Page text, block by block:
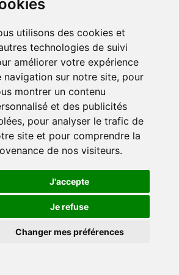
utilisons des cookies et
technologies de suivi
améliorer votre expérience
navigation sur notre site, pour
montrer un contenu
et des publicités
pour analyser le trafic de
site et pour comprendre la
de nos visiteurs.
J'accepte
Je refuse
Changer mes préférences
information)